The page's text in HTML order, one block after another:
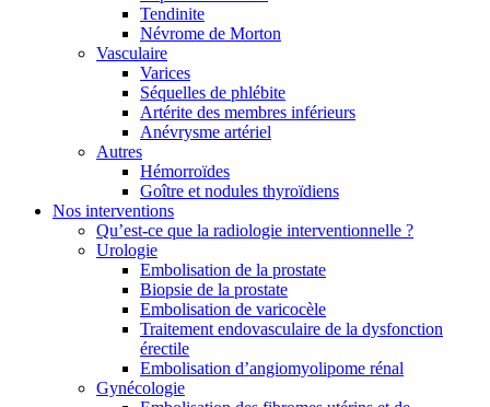
Tendinite
Névrome de Morton
Vasculaire
Varices
Séquelles de phlébite
Artérite des membres inférieurs
Anévrysme artériel
Autres
Hémorroïdes
Goître et nodules thyroïdiens
Nos interventions
Qu’est-ce que la radiologie interventionnelle ?
Urologie
Embolisation de la prostate
Biopsie de la prostate
Embolisation de varicocèle
Traitement endovasculaire de la dysfonction
érectile
Embolisation d’angiomyolipome rénal
Gynécologie